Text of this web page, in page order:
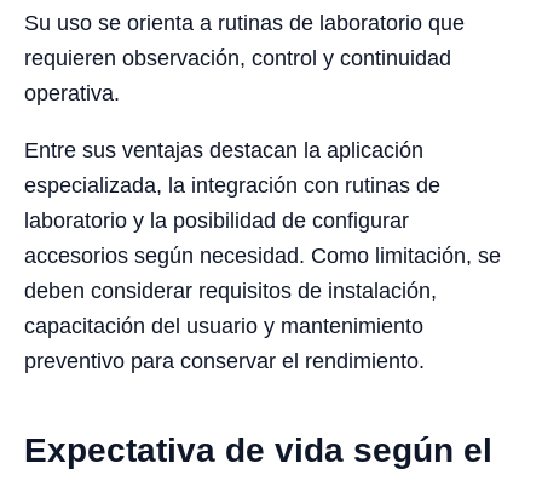
Su uso se orienta a rutinas de laboratorio que
requieren observación, control y continuidad
operativa.
Entre sus ventajas destacan la aplicación
especializada, la integración con rutinas de
laboratorio y la posibilidad de configurar
accesorios según necesidad. Como limitación, se
deben considerar requisitos de instalación,
capacitación del usuario y mantenimiento
preventivo para conservar el rendimiento.
Expectativa de vida según el